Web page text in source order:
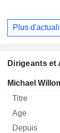
Plus
Dirigeants
Dirigeant Titre
Michael